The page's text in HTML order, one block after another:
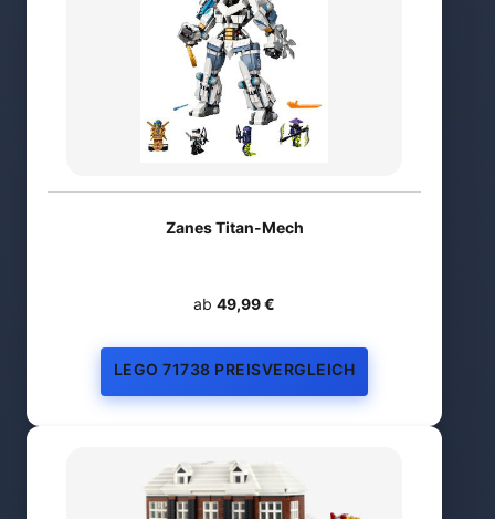
Zanes Titan-Mech
ab 49,99 €
LEGO 71738 PREISVERGLEICH